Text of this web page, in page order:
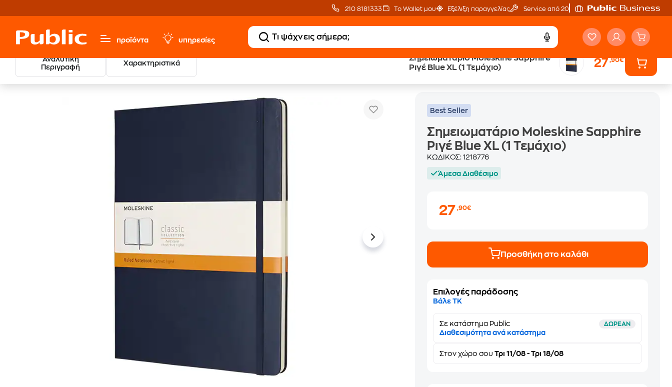
210 8181333 Το Wallet μου Εξέλιξη παραγγελίας Service από 20'
προϊόντα υπηρεσίες
Αναλυτική
Περιγραφή
Χαρακτηριστικά
Σημειωματάριο Moleskine Sapphire
Ριγέ Blue XL (1 Τεμάχιο)
27,90€
Χαρτικά & Γραφική Ύλη
Best Seller
Σημειωματάριο Moleskine Sapphire
Ριγέ Blue XL (1 Τεμάχιο)
ΚΩΔΙΚΟΣ:1218776
Άμεσα Διαθέσιμο
27,90€
Προσθήκη στο καλάθι
Επιλογές παράδοσης
Βάλε ΤΚ
Σε κατάστημα Public ΔΩΡΕΑΝ
Διαθεσιμότητα ανά κατάστημα
Στονχώρο σου Τρι 11/08 - Τρι 18/08